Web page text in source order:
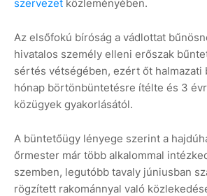
szervezet közleményében.
Az elsőfokú bíróság a vádlottat
hivatalos személy elleni erőszak
sértés vétségében, ezért őt halmazati
hónap börtönbüntetésre ítélte és 3
közügyek gyakorlásától.
A büntetőügy lényege szerint a
őrmester már több alkalommal
szemben, legutóbb tavaly júniusban
rögzített rakománnyal való